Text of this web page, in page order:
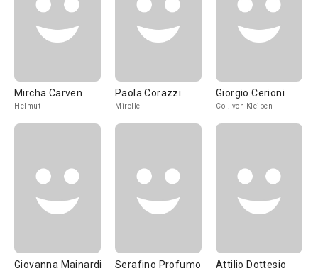
Mircha Carven
Helmut
Paola Corazzi
Mirelle
Giorgio Cerioni
Col. von Kleiben
Giovanna Mainardi Serafino Profumo Attilio Dottesio